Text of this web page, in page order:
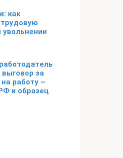
как
увольнении
за
работу –
и образец